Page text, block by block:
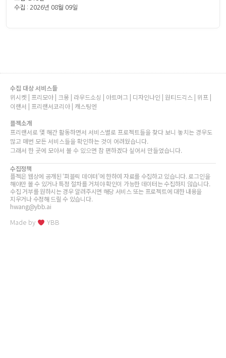
수집 : 2026년 08월 09일
수집 대상 서비스들
위시켓 | 프리모아 | 크몽 | 라우드소싱 | 아트머그 | 디자인나인 | 원티드긱스 | 위프 |
이랜서 | 프리랜서코리아 | 캐스팅엔
플젝소개
프리랜서로 몇 해간 활동하면서 서비스별로 프로젝트들을 찾다 보니 놓치는 경우도
많고 매번 모든 서비스들을 확인하는 것이 어려웠습니다.
그래서 한 곳에 모아서 볼 수 있으면 참 편하겠다 싶어서 만들었습니다.
수집정책
플젝은 웹상에 공개된 ‘퍼블릭 데이터’에 한하여 자료를 수집하고 있습니다. 로그인을
해야만 볼 수 있거나 특정 절차를 거쳐야 확인이 가능한 데이터는 수집하지 않습니다.
수집 거부를 원하시는 경우 알려주시면 해당 서비스 또는 프로젝트에 대한 내용을
지우거나 수정해 드릴 수 있습니다.
hwang@ybb.ai
Made by YBB